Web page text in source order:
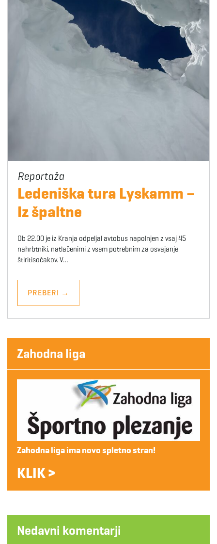
Ledeniška tura Lyskamm –
Iz špaltne
Ob 22.00 je iz Kranja odpeljal avtobus napolnjen z vsaj 45
nahrbtniki, natlačenimi z vsem potrebnim za osvajanje
štiritisočakov. V…
PREBERI →
Zahodna liga
Zahodna liga ima novo spletno stran!
KLIK >
Nedavni komentarji